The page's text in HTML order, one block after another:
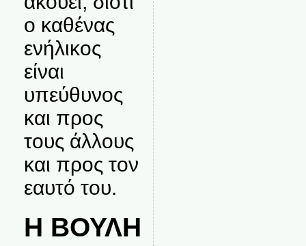
ο καθένας
ενήλικος
είναι
υπεύθυνος
και προς
τους άλλους
και προς τον
εαυτό του.
Η ΒΟΥΛΗ